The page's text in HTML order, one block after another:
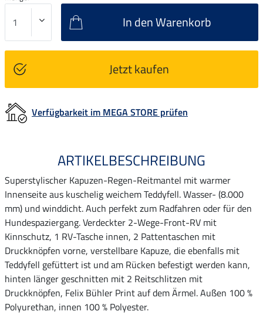
In den Warenkorb
Jetzt kaufen
Verfügbarkeit im MEGA STORE prüfen
ARTIKELBESCHREIBUNG
Superstylischer Kapuzen-Regen-Reitmantel mit warmer
Innenseite aus kuschelig weichem Teddyfell. Wasser- (8.000
mm) und winddicht. Auch perfekt zum Radfahren oder für den
Hundespaziergang. Verdeckter 2-Wege-Front-RV mit
Kinnschutz, 1 RV-Tasche innen, 2 Pattentaschen mit
Druckknöpfen vorne, verstellbare Kapuze, die ebenfalls mit
Teddyfell gefüttert ist und am Rücken befestigt werden kann,
hinten länger geschnitten mit 2 Reitschlitzen mit
Druckknöpfen, Felix Bühler Print auf dem Ärmel. Außen 100 %
Polyurethan, innen 100 % Polyester.